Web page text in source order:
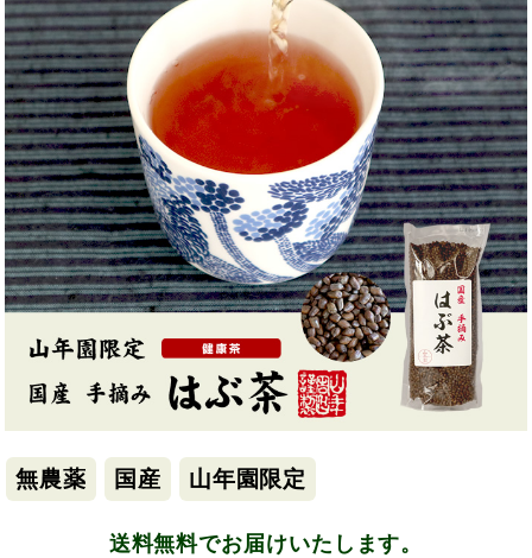
無農薬 国産 山年園限定
送料無料でお届けいたします。